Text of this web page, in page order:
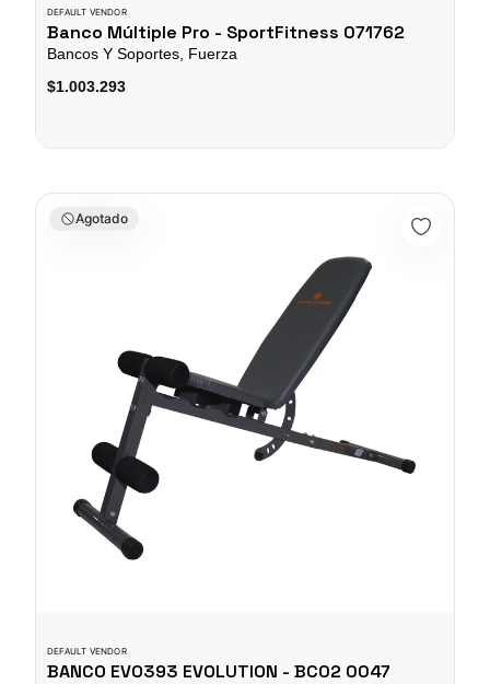
DEFAULT VENDOR
Banco Múltiple Pro - SportFitness 071762
Bancos Y Soportes, Fuerza
$1.003.293
BANCO EVO393 EVOLUTION - BC02 0047
Agotado
DEFAULT VENDOR
BANCO EVO393 EVOLUTION - BC02 0047